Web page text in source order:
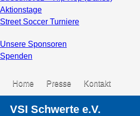
Aktionstage
Street Soccer Turniere
Unsere Sponsoren
Spenden
VSI Schwerte e.V.
Home Presse Kontakt